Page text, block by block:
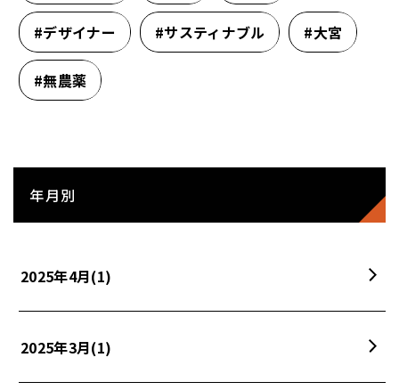
#デザイナー #サスティナブル #大宮
#無農薬
年月別
2025年4月(1)
2025年3月(1)